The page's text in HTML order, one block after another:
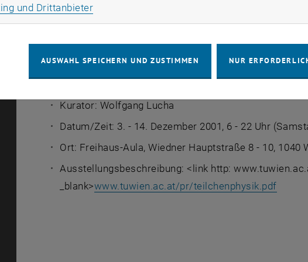
fundamentalen Bausteine der Materie - die
das zur Erforschung des Mikrokosmos verwendete
Der Eintritt ist frei.
Kurator: Wolfgang Lucha
Datum/Zeit: 3. - 14. Dezember 2001, 6 - 22 Uhr
Ort: Freihaus-Aula, Wiedner Hauptstraße 8 - 10, 1040
Ausstellungsbeschreibung: <link http:
_blank>www.tuwien.ac.at/pr/teilchenphysik.pdf
und DrittanbieterMarketing Cookies zulassen
AUSWAHL SPEICHERN UND ZUSTIMMEN NUR